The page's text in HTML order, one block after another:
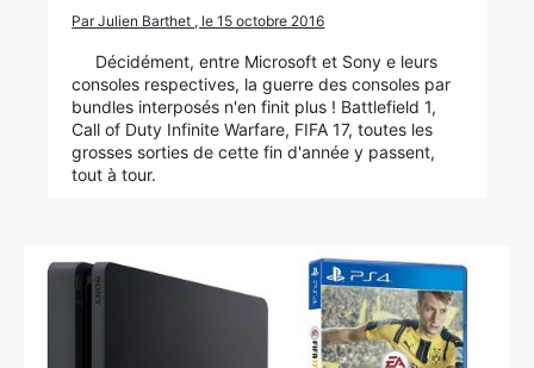
Par Julien Barthet , le 15 octobre 2016
Décidément, entre Microsoft et Sony e leurs
consoles respectives, la guerre des consoles par
bundles interposés n'en finit plus ! Battlefield 1,
Call of Duty Infinite Warfare, FIFA 17, toutes les
grosses sorties de cette fin d'année y passent,
tout à tour.